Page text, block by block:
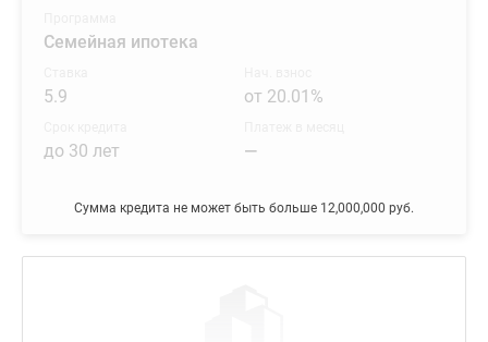
Сумма кредита не может быть больше 12,000,000 руб.
Семейная ипотека
5.9 от 20.01%
до 30 лет —